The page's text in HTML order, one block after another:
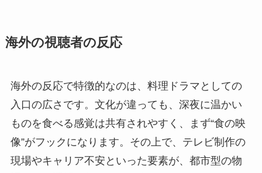
海外の視聴者の反応
海外の反応で特徴的なのは、料理ドラマとしての
入口の広さです。文化が違っても、深夜に温かい
ものを食べる感覚は共有されやすく、まず“食の映
像”がフックになります。その上で、テレビ制作の
現場やキャリア不安といった要素が、都市型の物